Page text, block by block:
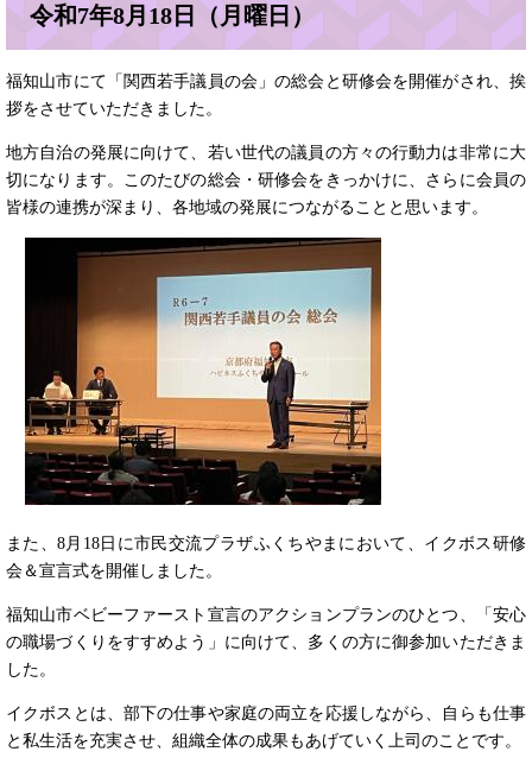
令和7年8月18日（月曜日）
福知山市にて「関西若手議員の会」の総会と研修会を開催がされ、挨
拶をさせていただきました。
地方自治の発展に向けて、若い世代の議員の方々の行動力は非常に大
切になります。このたびの総会・研修会をきっかけに、さらに会員の
皆様の連携が深まり、各地域の発展につながることと思います。
また、8月18日に市民交流プラザふくちやまにおいて、イクボス研修
会＆宣言式を開催しました。
福知山市ベビーファースト宣言のアクションプランのひとつ、「安心
の職場づくりをすすめよう」に向けて、多くの方に御参加いただきま
した。
イクボスとは、部下の仕事や家庭の両立を応援しながら、自らも仕事
と私生活を充実させ、組織全体の成果もあげていく上司のことです。